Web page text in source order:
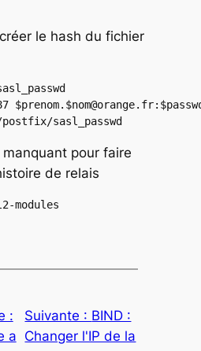
le hash du fichier
sasl_passwd
pour faire
de relais
:
a
Suivante : BIND :
Changer l'IP de la